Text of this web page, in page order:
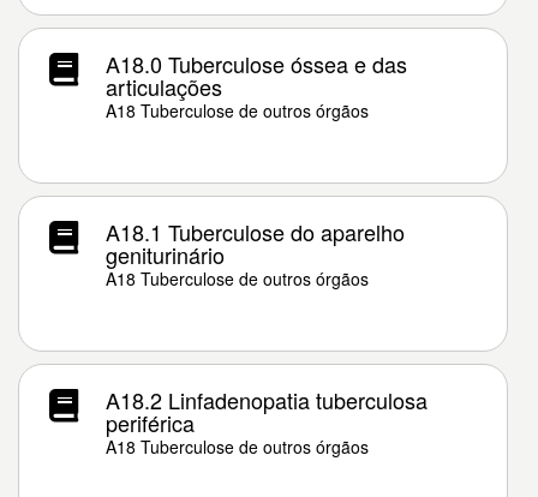
A18.0 Tuberculose óssea e das
articulações
A18 Tuberculose de outros órgãos
A18.1 Tuberculose do aparelho
geniturinário
A18 Tuberculose de outros órgãos
A18.2 Linfadenopatia tuberculosa
periférica
A18 Tuberculose de outros órgãos